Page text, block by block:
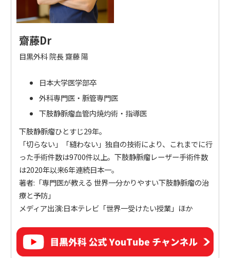
齋藤Dr
目黒外科 院長 齋藤 陽
日本大学医学部卒
外科専門医・脈管専門医
下肢静脈瘤血管内焼灼術・指導医
下肢静脈瘤ひとすじ29年。
「切らない」「縫わない」独自の技術により、これまでに行
った手術件数は9700件以上。下肢静脈瘤レーザー手術件数
は2020年以来6年連続日本一。
著者:「専門医が教える 世界一分かりやすい下肢静脈瘤の治
療と予防」
メディア出演:日本テレビ「世界一受けたい授業」ほか